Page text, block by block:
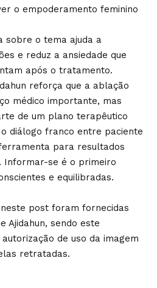
o empoderamento feminino
sobre o tema ajuda a
e reduz a ansiedade que
após o tratamento.
reforça que a ablação
médico importante, mas
de um plano terapêutico
o diálogo franco entre paciente
para resultados
Informar-se é o primeiro
e equilibradas.
post foram fornecidas
Ajidahun, sendo este
de uso da imagem
retratadas.